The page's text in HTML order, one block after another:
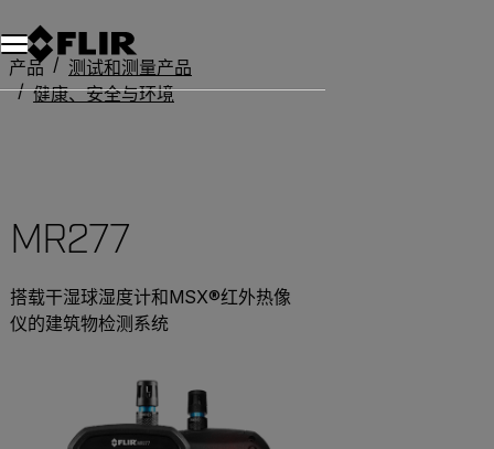
产品
测试和测量产品
健康、安全与环境
MR277
搭载干湿球湿度计和MSX®红外热像
仪的建筑物检测系统